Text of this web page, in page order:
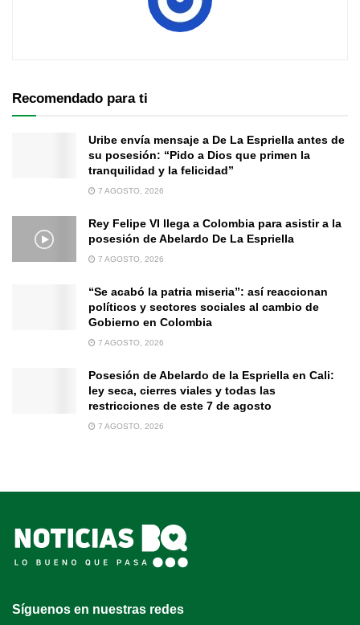
Recomendado para ti
Uribe envía mensaje a De La Espriella antes de
su posesión: “Pido a Dios que primen la
tranquilidad y la felicidad”
7 AGOSTO, 2026
Rey Felipe VI llega a Colombia para asistir a la
posesión de Abelardo De La Espriella
7 AGOSTO, 2026
“Se acabó la patria miseria”: así reaccionan
políticos y sectores sociales al cambio de
Gobierno en Colombia
7 AGOSTO, 2026
Posesión de Abelardo de la Espriella en Cali:
ley seca, cierres viales y todas las
restricciones de este 7 de agosto
7 AGOSTO, 2026
Síguenos en nuestras redes